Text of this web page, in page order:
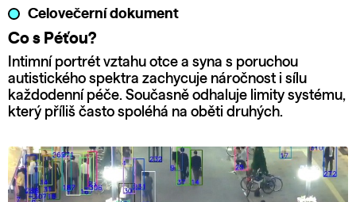
Celovečerní dokument
Co s Péťou?
Intimní portrét vztahu otce a syna s poruchou
autistického spektra zachycuje náročnost i sílu
každodenní péče. Současně odhaluje limity systému,
který příliš často spoléhá na oběti druhých.